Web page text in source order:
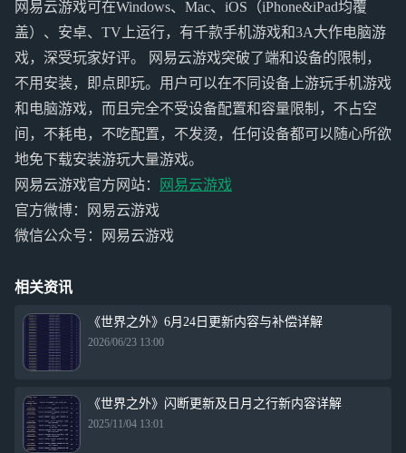
网易云游戏可在Windows、Mac、iOS（iPhone&iPad均覆
盖）、安卓、TV上运行，有千款手机游戏和3A大作电脑游
戏，深受玩家好评。 网易云游戏突破了端和设备的限制，
不用安装，即点即玩。用户可以在不同设备上游玩手机游戏
和电脑游戏，而且完全不受设备配置和容量限制，不占空
间，不耗电，不吃配置，不发烫，任何设备都可以随心所欲
地免下载安装游玩大量游戏。
网易云游戏官方网站：
网易云游戏
官方微博：网易云游戏
微信公众号：网易云游戏
相关资讯
《世界之外》6月24日更新内容与补偿详解
2026/06/23 13:00
《世界之外》闪断更新及日月之行新内容详解
2025/11/04 13:01